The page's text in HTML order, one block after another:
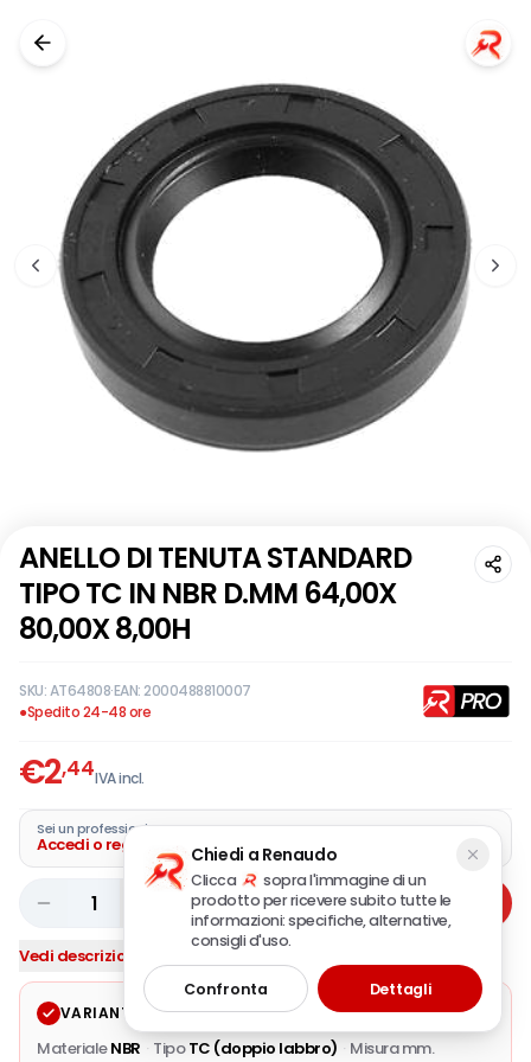
ANELLO DI TENUTA STANDARD
TIPO TC IN NBR D.MM 64,00X
80,00X 8,00H
SKU:AT64808·EAN:2000488810007
●Spedito 24-48 ore
€2,44IVA incl.
Sei un professionista?
Accedi o registra la tua azienda
1 Aggiungi
Vedi descrizione completa
VARIANTE SELEZIONATA Modifica
MaterialeNBR · Tipo TC (doppio labbro) · Misura mm.
Chiedi a Renaudo
Clicca
sopra l'immagine di un
prodotto per ricevere subito tutte le
informazioni: specifiche, alternative,
consigli d'uso.
Confronta Dettagli